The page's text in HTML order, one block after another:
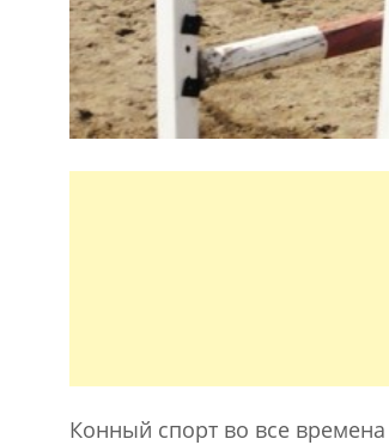
Конный спорт во все